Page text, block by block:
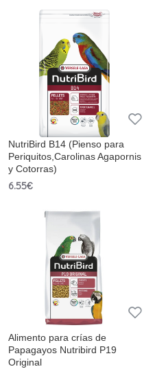
NutriBird B14 (Pienso para
Periquitos,Carolinas Agapornis
y Cotorras)
6.55€
Alimento para crías de
Papagayos Nutribird P19
Original